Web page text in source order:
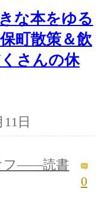
な本をゆる
町散策＆飲
さんの休
日
フ――読書
0